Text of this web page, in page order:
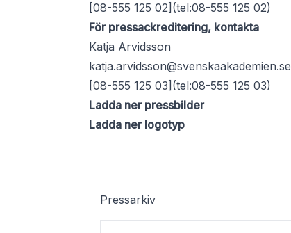
[08-555 125 02](tel:08-555 125 02)
För pressackreditering, kontakta
Katja Arvidsson
katja.arvidsson@svenskaakademien.se
[08-555 125 03](tel:08-555 125 03)
Ladda ner pressbilder
Ladda ner logotyp
Pressarkiv